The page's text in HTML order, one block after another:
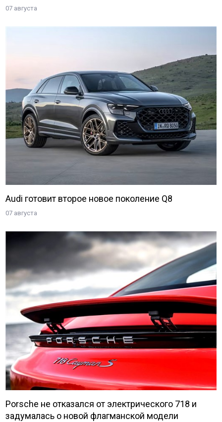
07 августа
Audi готовит второе новое поколение Q8
07 августа
Porsche не отказался от электрического 718 и
задумалась о новой флагманской модели